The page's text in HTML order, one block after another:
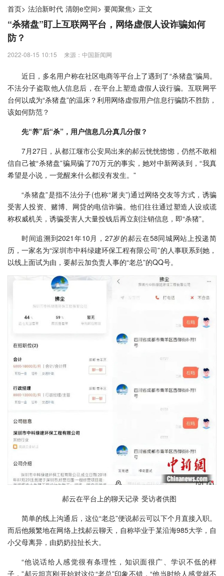
首页> 法治新时代 清朗e空间> 要闻聚焦> 正文
“杀猪盘”盯上互联网平台，网络虚假人设诈骗如何
防？
2022-08-15 10:15 来源：中国新闻网
近日，多名用户称在社区电商等平台上了遇到了“杀猪盘”骗局。
不法分子盗取他人信息后，在平台上塑造虚假人设行骗。互联网平
台何以成为“杀猪盘”的温床？利用网络虚假用户信息行骗防不胜防，
该如何防范？
先“养”后“杀”，用户信息几分真几分假？
7月27日，从都江堰市公安局出来的郝云恍恍惚惚，仍然不敢相
信自己被“杀猪盘”骗局骗了70万元的事实，她对中新网谈到，“我真
希望是小说，一觉醒来什么都没有发生。”
“杀猪盘”是指不法分子(也称“屠夫”)通过网络交友等方式，诱骗
受害人投资、赌博、网贷的电信诈骗。他们往往通过塑造人设或谎
称权威机关，诱骗受害人大量投钱后再立刻注销信息，即“杀猪”。
时间追溯到2021年10月，27岁的郝云在58同城网站上投递简
历，一家名为“深圳市中科绿建环保工程有限公司”的人事联系到她，
以线上面试为由，要郝云加负责人事的“老总”的QQ号。
郝云在平台上的聊天记录 受访者供图
简单的线上沟通后，这位“老总”便说郝云可以下个月直接入职。
而后他频繁地在网络上找郝云聊天，自称毕业于某沿海985大学，自
小父母离异，由奶奶拉扯长大。
“他说话给人感觉很有条理性，知识面很广、学识不低的样
子，”郝云坦言刚开始对这位“老总”印象不错，“他当时给人感觉就不